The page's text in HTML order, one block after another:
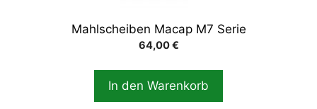
Mahlscheiben Macap M7 Serie
64,00€
In den Warenkorb